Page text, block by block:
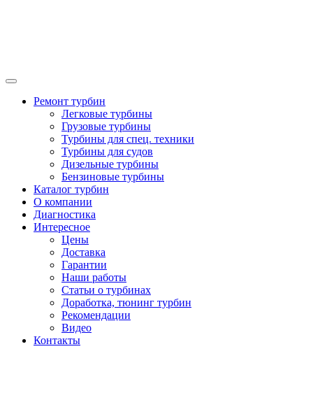
Ремонт турбин
Легковые турбины
Грузовые турбины
Турбины для спец. техники
Турбины для судов
Дизельные турбины
Бензиновые турбины
Каталог турбин
О компании
Диагностика
Интересное
Цены
Доставка
Гарантии
Наши работы
Статьи о турбинах
Доработка, тюнинг турбин
Рекомендации
Видео
Контакты